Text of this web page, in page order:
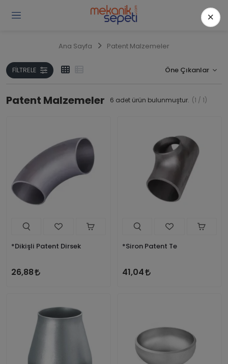
Ana Sayfa Patent Malzemeler
FILTRELE
Patent Malzemeler 6 adet ürün bulunmuştur. (1 / 1)
*Dikişli Patent Dirsek
26,88
*Siron Patent Te
41,04
×